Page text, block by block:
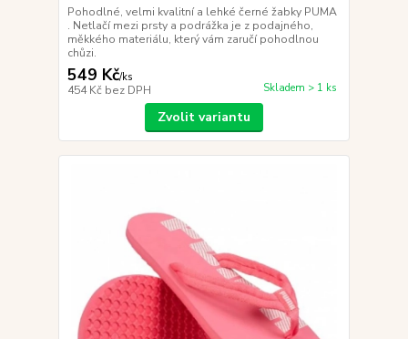
Pohodlné, velmi kvalitní a lehké černé žabky PUMA
. Netlačí mezi prsty a podrážka je z podajného,
měkkého materiálu, který vám zaručí pohodlnou
chůzi.
549 Kč/ks
454 Kč bez DPH Skladem > 1 ks
Zvolit variantu